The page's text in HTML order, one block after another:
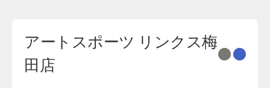
アートスポーツ リンクス梅
田店